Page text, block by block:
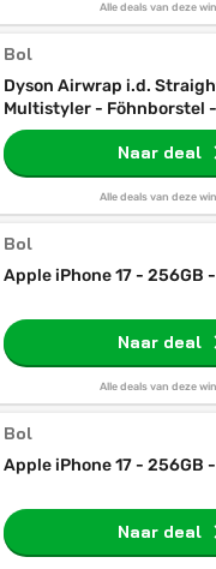
Alle deals van deze
Bol
Dyson Airwrap i.d.
Multistyler - Föhnborstel
Red Velvet/Goud
Naar deal
Alle deals van deze
Bol
Apple iPhone 17 - 256GB
Naar deal
Alle deals van deze
Bol
Apple iPhone 17 - 256GB
Naar deal